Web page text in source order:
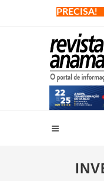
PRECISA!